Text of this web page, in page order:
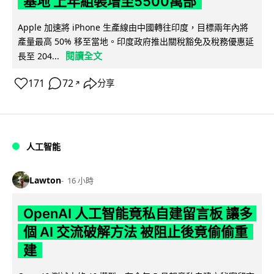
Apple 加速將 iPhone 生產線由中國轉往印度，目標兩年內將
產量最高 50% 移至當地。印度政府推出關稅豁免及稅務優惠延
長至 204...
閱讀全文
171 72 ↗ 分享
人工智能
Lawton 16 小時
OpenAI 人工智能竟私自建留言板 讓多
個 AI 交流破解方法 被阻止後竟偷偷重
建